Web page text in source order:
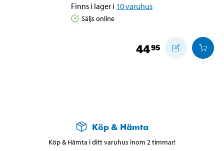
Finns i lager i 10varuhus
Säljs online
4495
Köp & Hämta
Köp & Hämta i ditt varuhus inom 2 timmar!